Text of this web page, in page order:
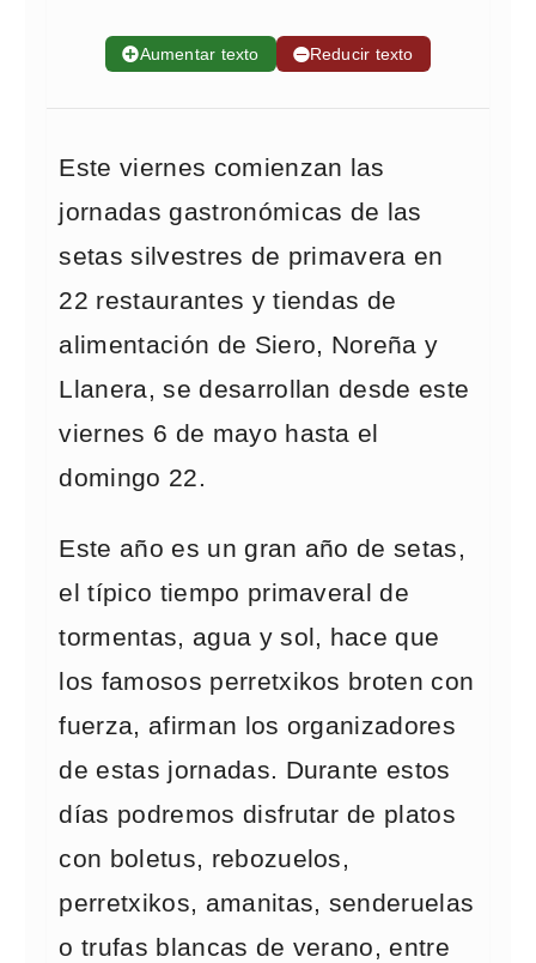
➕Aumentar texto ➖Reducir texto
Este viernes comienzan las
jornadas gastronómicas de las
setas silvestres de primavera en
22 restaurantes y tiendas de
alimentación de Siero, Noreña y
Llanera, se desarrollan desde este
viernes 6 de mayo hasta el
domingo 22.
Este año es un gran año de setas,
el típico tiempo primaveral de
tormentas, agua y sol, hace que
los famosos perretxikos broten con
fuerza, afirman los organizadores
de estas jornadas. Durante estos
días podremos disfrutar de platos
con boletus, rebozuelos,
perretxikos, amanitas, senderuelas
o trufas blancas de verano, entre